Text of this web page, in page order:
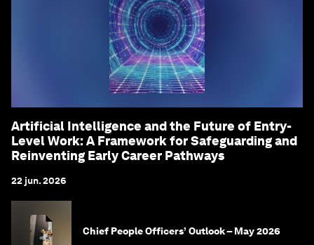
Artificial Intelligence and the Future of Entry-
Level Work: A Framework for Safeguarding and
Reinventing Early Career Pathways
22 jun. 2026
Chief People Officers’ Outlook – May 2026